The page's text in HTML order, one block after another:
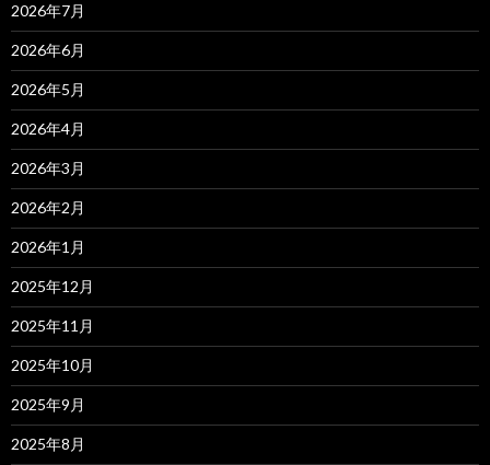
2026年7月
2026年6月
2026年5月
2026年4月
2026年3月
2026年2月
2026年1月
2025年12月
2025年11月
2025年10月
2025年9月
2025年8月